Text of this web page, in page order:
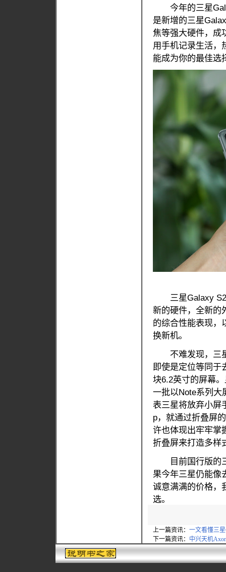
今年的三星
是新增的三星
焦等强大硬件，成
用手机记录生活，
能成为你的最佳选
三星Galaxy S20
新的硬件，全新的
的综合性能表现，
换新机。
不难发现，三星
即使是定位等同于
块6.2英寸的屏幕
一批以Note系列大
表三星将放弃小屏
p，就通过折叠屏
许也体现出牢牢
折叠屏来打造多样
目前国行版的三
果今年三星仍能像
诚意满满的价格，
选。
上一篇资讯： 一文看懂三
下一篇资讯： 中兴天机